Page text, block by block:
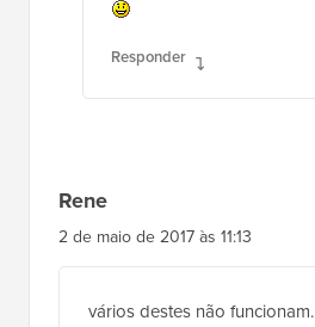
Responder
Rene
2 de maio de 2017 às 11:13
vários destes não funcionam.